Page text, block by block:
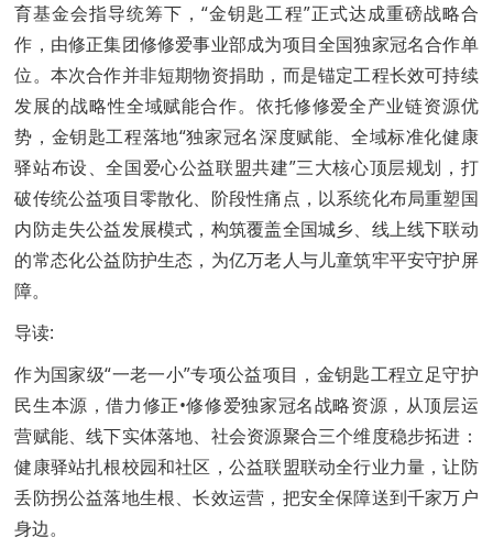
育基金会指导统筹下，“金钥匙工程”正式达成重磅战略合
作，由修正集团修修爱事业部成为项目全国独家冠名合作单
位。本次合作并非短期物资捐助，而是锚定工程长效可持续
发展的战略性全域赋能合作。依托修修爱全产业链资源优
势，金钥匙工程落地“独家冠名深度赋能、全域标准化健康
驿站布设、全国爱心公益联盟共建”三大核心顶层规划，打
破传统公益项目零散化、阶段性痛点，以系统化布局重塑国
内防走失公益发展模式，构筑覆盖全国城乡、线上线下联动
的常态化公益防护生态，为亿万老人与儿童筑牢平安守护屏
障。
导读:
作为国家级“一老一小”专项公益项目，金钥匙工程立足守护
民生本源，借力修正•修修爱独家冠名战略资源，从顶层运
营赋能、线下实体落地、社会资源聚合三个维度稳步拓进：
健康驿站扎根校园和社区，公益联盟联动全行业力量，让防
丢防拐公益落地生根、长效运营，把安全保障送到千家万户
身边。